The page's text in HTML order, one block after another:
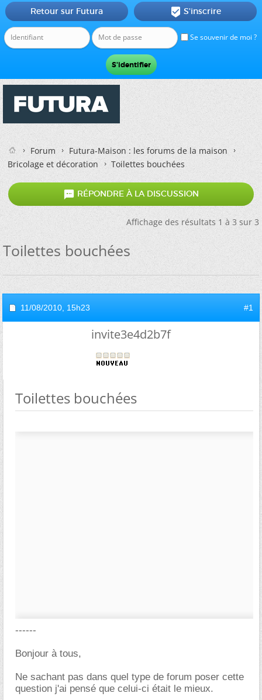
Se souvenir de moi ?
Retour sur Futura  S'inscrire
Forum
Futura-Maison : les forums de la maison
Bricolage et décoration
Toilettes bouchées
 RÉPONDRE À LA DISCUSSION
Affichage des résultats 1 à 3 sur 3
Toilettes bouchées
11/08/2010, 15h23 #1
invite3e4d2b7f
Toilettes bouchées
------
Bonjour à tous,
Ne sachant pas dans quel type de forum poser cette
question j'ai pensé que celui-ci était le mieux.